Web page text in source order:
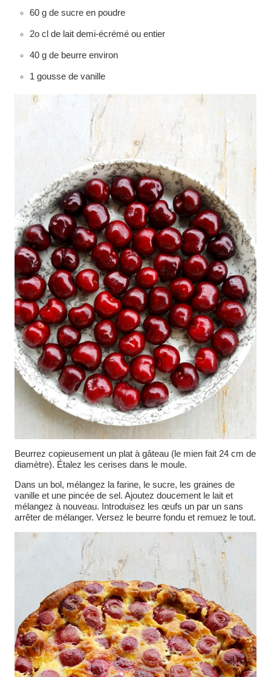
60 g de sucre en poudre
2o cl de lait demi-écrémé ou entier
40 g de beurre environ
1 gousse de vanille
Beurrez copieusement un plat à gâteau (le mien fait 24 cm de
diamètre). Étalez les cerises dans le moule.
Dans un bol, mélangez la farine, le sucre, les graines de
vanille et une pincée de sel. Ajoutez doucement le lait et
mélangez à nouveau. Introduisez les œufs un par un sans
arrêter de mélanger. Versez le beurre fondu et remuez le tout.